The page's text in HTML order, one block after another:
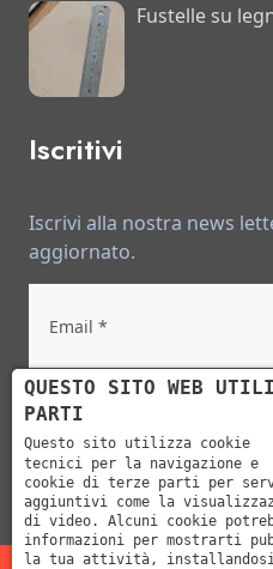
Fustelle su
Iscritivi
Iscrivi alla nostra news
aggiornato.
Ho letto e accetto le
nell'informativa sulla
QUESTO SITO WEB
PARTI
Questo sito utilizza cookie
tecnici per la navigazione e
cookie di terze parti per
aggiuntivi come la
di video. Alcuni cookie
informazioni per mostrarti
la tua attività, installandosi